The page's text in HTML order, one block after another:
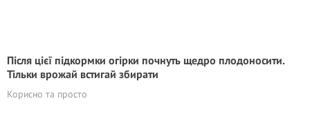
Після цієї підкормки огірки почнуть щедро плодоносити.
Тільки врожай встигай збирати
Корисно та просто